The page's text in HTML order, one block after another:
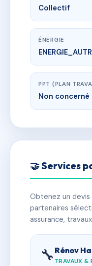
Collectif
ÉNERGIE
PPT (PLAN
Non concerné
🤝 Services
Obtenez un
partenaires
assurance,
🔧 Rénov
TRAVAUX &